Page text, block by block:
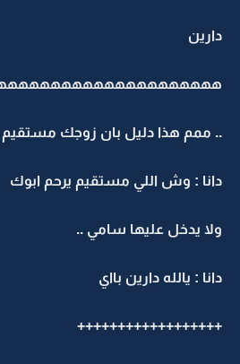
ممم هذا دليل بان زوجك مستقيم
: وش اللي مستقيم يرحم ابوك
يدخل عليها سامي ..
: يالله دارين بااي